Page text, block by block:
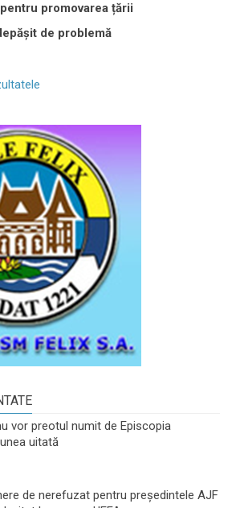
promovarea țării
de problemă
vor preotul numit de Episcopia
uitată
de nerefuzat pentru preşedintele AJF